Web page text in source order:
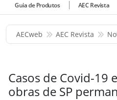
Guia de Produtos AEC Revista
AECweb AEC Revista
Casos de Covid-19
obras de SP